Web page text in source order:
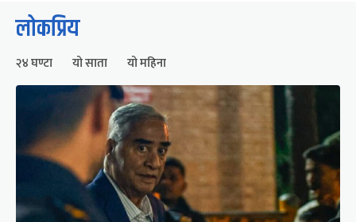
लोकप्रिय
२४ घण्टा यो साता यो महिना